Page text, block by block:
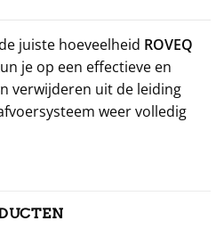
juiste hoeveelheid ROVEQ
je op een effectieve en
verwijderen uit de leiding
weer volledig